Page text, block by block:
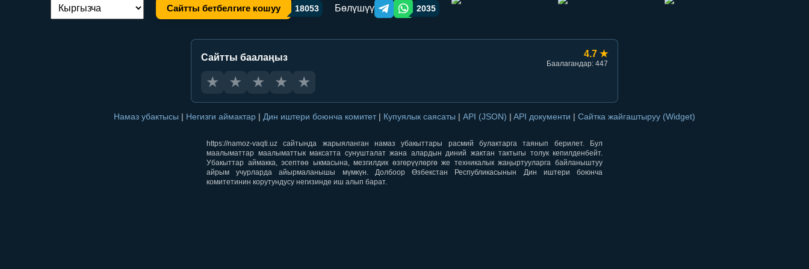
Тилди алмаштыруу: Сайтты бетбелгиге кошуу 18053 Бөлүшүү Telegram orqali ulashish
WhatsApp orqali ulashish
2035
Сайтты баалаңыз 4.7 ★
Баалагандар: 447
★ ★ ★ ★ ★
Намаз убактысы | Негизги аймактар | Дин иштери боюнча комитет | Купуялык саясаты | API (JSON) | API документи | Сайтка жайгаштыруу (Widget)
https://namoz-vaqti.uz сайтында жарыяланган намаз убакыттары расмий булактарга таянып берилет. Бул
маалыматтар маалыматтык максатта сунушталат жана алардын диний жактан тактыгы толук кепилденбейт.
Убакыттар аймакка, эсептөө ыкмасына, мезгилдик өзгөрүүлөргө же техникалык жаңыртууларга байланыштуу
айрым учурларда айырмаланышы мүмкүн. Долбоор Өзбекстан Республикасынын Дин иштери боюнча
комитетинин корутундусу негизинде иш алып барат.